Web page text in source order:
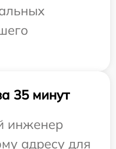
35 минут
инженер
адресу для